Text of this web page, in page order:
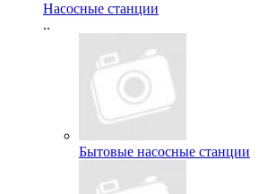
Насосные станции
..
Бытовые насосные станции